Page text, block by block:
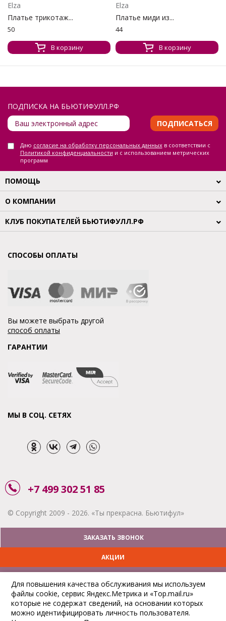
Elza
Платье трикотаж...
50
В корзину
Elza
Платье миди из...
44
В корзину
ПОДПИСКА НА БЬЮТИФУЛЛ.РФ
ПОДПИСАТЬСЯ
Даю согласие на обработку персональных данныхв соответствии с
Политикой конфиденциальности и с использованием метрических
программ
ПОМОЩЬ
О КОМПАНИИ
КЛУБ ПОКУПАТЕЛЕЙ БЬЮТИФУЛЛ.РФ
СПОСОБЫ ОПЛАТЫ
Вы можете выбрать другой
способ оплаты
ГАРАНТИИ
МЫ В СОЦ. СЕТЯХ
+7 499 302 51 85
© Copyright 2009 - 2026. «Ты прекрасна. Бьютифул»
ЗАКАЗАТЬ ЗВОНОК
АКЦИИ
ОПЛАТА
ОТСЛЕДИТЬ ЗАКАЗ
Для повышения качества обслуживания мы используем
файлы cookie, сервис Яндекс.Метрика и «Top.mail.ru»
которые не содержат сведений, на основании которых
можно идентифицировать личность пользователя.